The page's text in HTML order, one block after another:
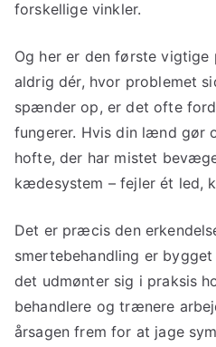
forskellige vinkler.
Og her er den første
aldrig dér, hvor problemet
spænder op, er det ofte
fungerer. Hvis din lænd gør
hofte, der har mistet
kædesystem – fejler ét led,
Det er præcis den
smertebehandling er
det udmønter sig i praksis
behandlere og trænere
årsagen frem for at jage